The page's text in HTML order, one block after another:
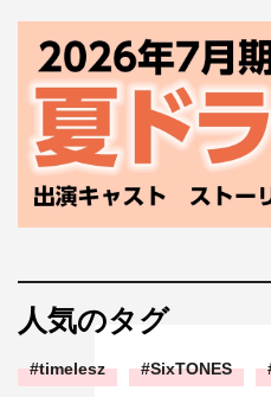
人気のタグ
timelesz SixTONES